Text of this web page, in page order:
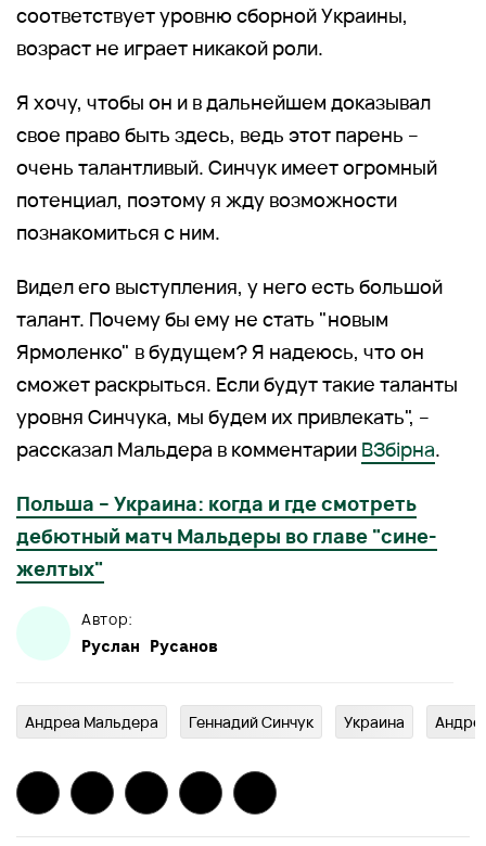
соответствует уровню сборной Украины,
возраст не играет никакой роли.
Я хочу, чтобы он и в дальнейшем доказывал
свое право быть здесь, ведь этот парень –
очень талантливый. Синчук имеет огромный
потенциал, поэтому я жду возможности
познакомиться с ним.
Видел его выступления, у него есть большой
талант. Почему бы ему не стать "новым
Ярмоленко" в будущем? Я надеюсь, что он
сможет раскрыться. Если будут такие таланты
уровня Синчука, мы будем их привлекать", –
рассказал Мальдера в комментарии ВЗбірна.
Польша – Украина: когда и где смотреть
дебютный матч Мальдеры во главе "сине-
желтых"
Автор:
Руслан Русанов
Андреа Мальдера Геннадий Синчук Украина